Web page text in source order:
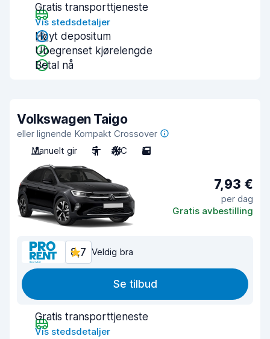
Gratis transporttjeneste
Vis stedsdetaljer
Høyt depositum
Ubegrenset kjørelengde
Betal nå
Volkswagen Taigo
eller lignende Kompakt Crossover
Manuelt gir
5 A/C 5
7,93 €
per dag
Gratis avbestilling
8,7 Veldig bra
Se tilbud
Gratis transporttjeneste
Vis stedsdetaljer